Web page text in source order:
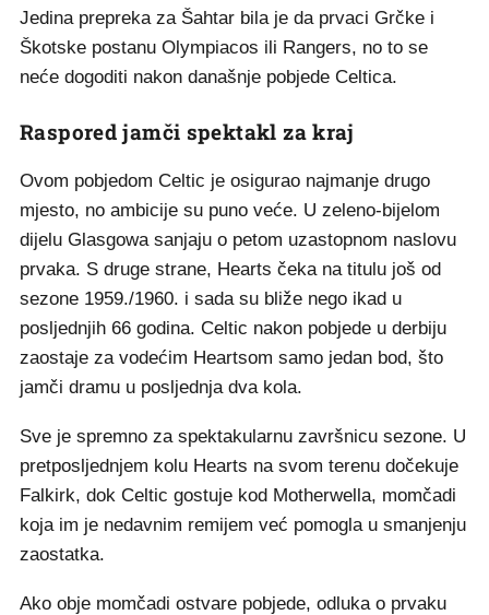
Jedina prepreka za Šahtar bila je da prvaci Grčke i
Škotske postanu Olympiacos ili Rangers, no to se
neće dogoditi nakon današnje pobjede Celtica.
Raspored jamči spektakl za kraj
Ovom pobjedom Celtic je osigurao najmanje drugo
mjesto, no ambicije su puno veće. U zeleno-bijelom
dijelu Glasgowa sanjaju o petom uzastopnom naslovu
prvaka. S druge strane, Hearts čeka na titulu još od
sezone 1959./1960. i sada su bliže nego ikad u
posljednjih 66 godina. Celtic nakon pobjede u derbiju
zaostaje za vodećim Heartsom samo jedan bod, što
jamči dramu u posljednja dva kola.
Sve je spremno za spektakularnu završnicu sezone. U
pretposljednjem kolu Hearts na svom terenu dočekuje
Falkirk, dok Celtic gostuje kod Motherwella, momčadi
koja im je nedavnim remijem već pomogla u smanjenju
zaostatka.
Ako obje momčadi ostvare pobjede, odluka o prvaku